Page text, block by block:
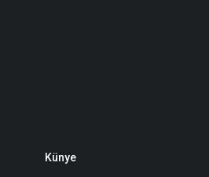
Künye